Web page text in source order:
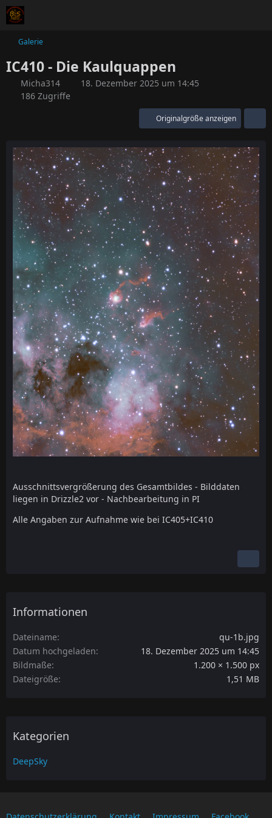
Galerie
IC410 - Die Kaulquappen
Micha314
18. Dezember 2025 um 14:45
186 Zugriffe
Originalgröße anzeigen
Ausschnittsvergrößerung des Gesamtbildes - Bilddaten
liegen in Drizzle2 vor - Nachbearbeitung in PI
Alle Angaben zur Aufnahme wie bei IC405+IC410
Informationen
Dateiname
qu-1b.jpg
Datum hochgeladen
18. Dezember 2025 um 14:45
Bildmaße
1.200 × 1.500 px
Dateigröße
1,51 MB
Kategorien
DeepSky